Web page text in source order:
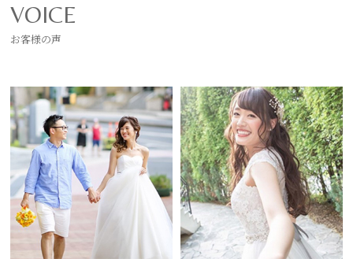
VOICE
お客様の声